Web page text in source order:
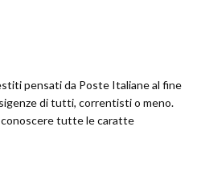
pensati da Poste Italiane al fine
di tutti, correntisti o meno.
tutte le caratte